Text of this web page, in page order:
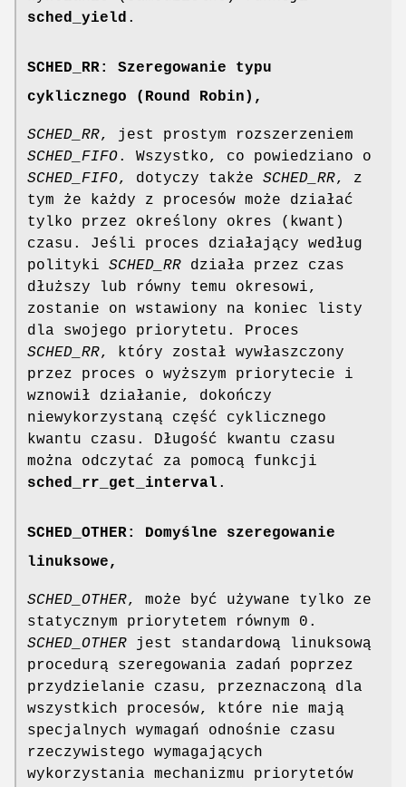
sched_yield .
SCHED_RR: Szeregowanie typu
cyklicznego (Round Robin),
SCHED_RR, jest prostym rozszerzeniem
SCHED_FIFO. Wszystko, co powiedziano o
SCHED_FIFO, dotyczy także SCHED_RR, z
tym że każdy z procesów może działać
tylko przez określony okres (kwant)
czasu. Jeśli proces działający według
polityki SCHED_RR działa przez czas
dłuższy lub równy temu okresowi,
zostanie on wstawiony na koniec listy
dla swojego priorytetu. Proces
SCHED_RR, który został wywłaszczony
przez proces o wyższym priorytecie i
wznowił działanie, dokończy
niewykorzystaną część cyklicznego
kwantu czasu. Długość kwantu czasu
można odczytać za pomocą funkcji
sched_rr_get_interval .
SCHED_OTHER: Domyślne szeregowanie
linuksowe,
SCHED_OTHER, może być używane tylko ze
statycznym priorytetem równym 0.
SCHED_OTHER jest standardową linuksową
procedurą szeregowania zadań poprzez
przydzielanie czasu, przeznaczoną dla
wszystkich procesów, które nie mają
specjalnych wymagań odnośnie czasu
rzeczywistego wymagających
wykorzystania mechanizmu priorytetów